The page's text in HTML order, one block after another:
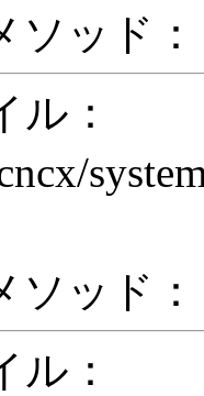
ッド：
ル：
ッド：
ル：